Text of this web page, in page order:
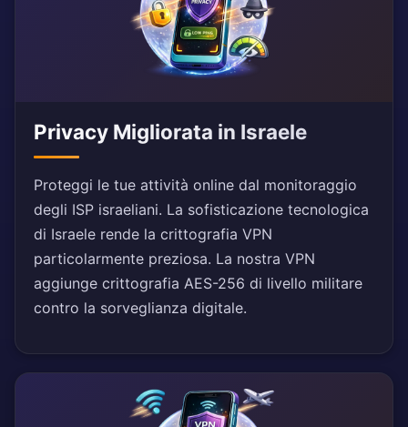
Privacy Migliorata in Israele
Proteggi le tue attività online dal monitoraggio
degli ISP israeliani. La sofisticazione tecnologica
di Israele rende la crittografia VPN
particolarmente preziosa. La nostra VPN
aggiunge crittografia AES-256 di livello militare
contro la sorveglianza digitale.